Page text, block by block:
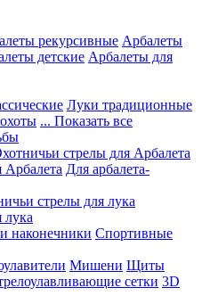
рекурсивные Арбалеты
детские Арбалеты для
Луки традиционные
... Показать все
стрелы для Арбалета
Для арбалета-
стрелы для лука
лука
наконечники Спортивные
Мишени Щиты
сетки 3D